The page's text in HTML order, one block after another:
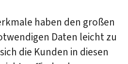
haben den großen
Daten leicht zu
die Kunden in diesen